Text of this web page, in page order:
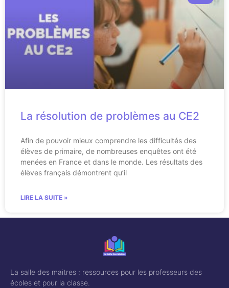
La résolution de problèmes au CE2
Afin de pouvoir mieux comprendre les difficultés des
élèves de primaire, de nombreuses enquêtes ont été
menées en France et dans le monde. Les résultats des
élèves français démontrent qu’il
LIRE LA SUITE »
La salle des maitres : ressources pour les professeurs des
écoles et pour la classe.